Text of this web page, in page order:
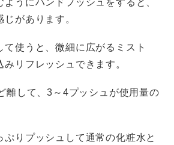
があります。
使うと、微細に広がるミスト
リフレッシュできます。
離して、3～4プッシュが使用量の
りプッシュして通常の化粧水と